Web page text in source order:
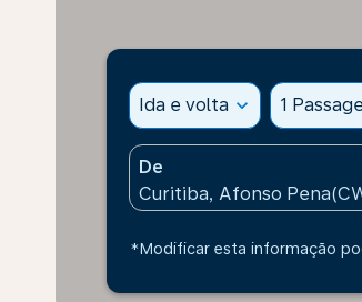
Ida e volta expand_more 1
De
*Modificar esta informação